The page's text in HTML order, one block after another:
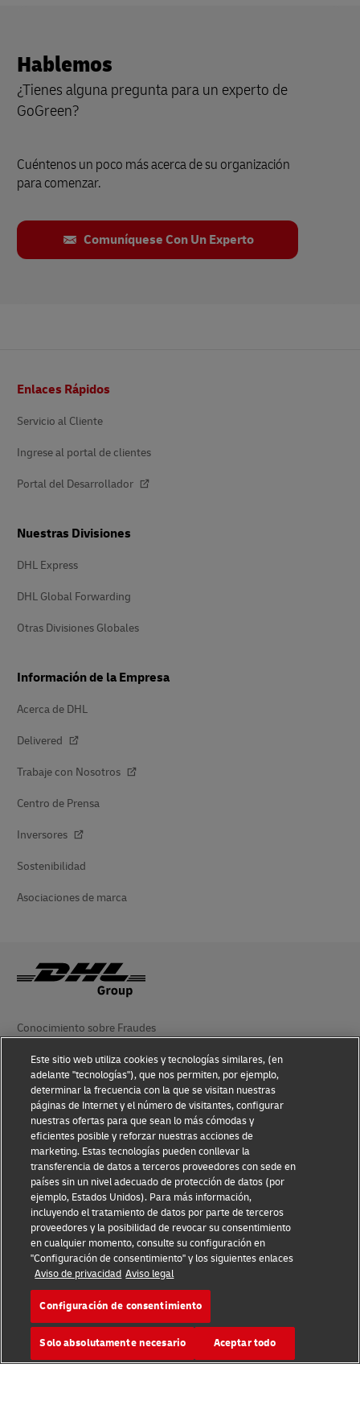
Hablemos
¿Tienes alguna pregunta para un experto de
GoGreen?
Cuéntenos un poco más acerca de su organización
para comenzar.
Comuníquese Con Un Experto
de
Enlaces Rápidos
Servicio al Cliente
Ingrese al portal de clientes
Portal del Desarrollador
Nuestras Divisiones
DHL Express
DHL Global Forwarding
Otras Divisiones Globales
Información de la Empresa
Acerca de DHL
Delivered
Trabaje con Nosotros
Centro de Prensa
Inversores
Sostenibilidad
Asociaciones de marca
Conocimiento sobre Fraudes
Aviso Legal
Condiciones de Uso
Aviso de Privacidad
Información Adicional
Ajustes de cookies
Síganos
2026 © - todos los derechos reservados
Este sitio web utiliza cookies y tecnologías similares, (en
adelante "tecnologías"), que nos permiten, por ejemplo,
determinar la frecuencia con la que se visitan nuestras
páginas de Internet y el número de visitantes, configurar
nuestras ofertas para que sean lo más cómodas y
eficientes posible y reforzar nuestras acciones de
marketing. Estas tecnologías pueden conllevar la
transferencia de datos a terceros proveedores con sede en
países sin un nivel adecuado de protección de datos (por
ejemplo, Estados Unidos). Para más información,
incluyendo el tratamiento de datos por parte de terceros
proveedores y la posibilidad de revocar su consentimiento
en cualquier momento, consulte su configuración en
"Configuración de consentimiento" y los siguientes enlaces
Aviso de privacidad Aviso legal
Configuración de consentimiento
Solo absolutamente necesario Aceptar todo